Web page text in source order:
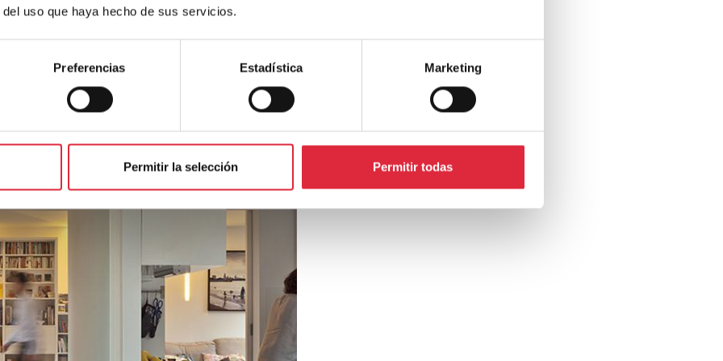
uso que haya hecho de sus servicios.
Preferencias Estadística Marketing
Permitir la selección Permitir todas